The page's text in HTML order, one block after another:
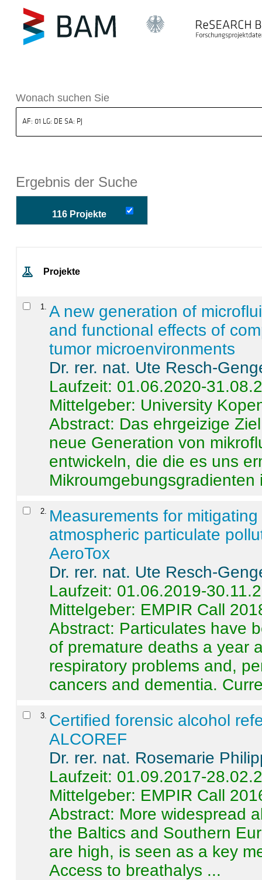
BAM
Wonach suchen Sie
Ergebnis der Suche
116 Projekte
Projekte
1
A new generation of
and functional effects of
tumor microenvironments
Dr. rer. nat. Ute Resch-
Laufzeit: 01.06.2020-
Mittelgeber: University
Abstract: Das ehrgeizige
neue Generation von
entwickeln, die die es uns
Mikroumgebungsgradienten
2
Measurements for
atmospheric particulate
AeroTox
Dr. rer. nat. Ute Resch-
Laufzeit: 01.06.2019-
Mittelgeber: EMPIR Call
Abstract: Particulates have
of premature deaths a year
respiratory problems and,
cancers and dementia.
3 Certified forensic alcohol
ALCOREF
Dr. rer. nat. Rosemarie
Laufzeit: 01.09.2017-
Mittelgeber: EMPIR Call
Abstract: More widespread
the Baltics and Southern
are high, is seen as a key
Access to breathalys ...